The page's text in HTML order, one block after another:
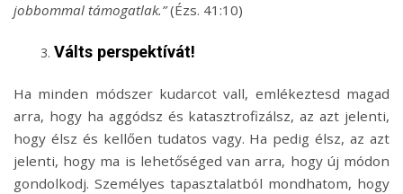
jobbommal támogatlak.”(Ézs. 41:10)
Válts perspektívát!
Ha minden módszer kudarcot vall, emlékeztesd magad
arra, hogy ha aggódsz és katasztrofizálsz, az azt jelenti,
hogy élsz és kellően tudatos vagy. Ha pedig élsz, az azt
jelenti, hogy ma is lehetőséged van arra, hogy új módon
gondolkodj. Személyes tapasztalatból mondhatom, hogy